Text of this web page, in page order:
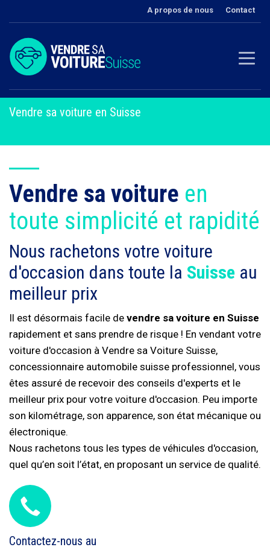
A propos de nous Contact
Vendre sa voiture en Suisse
Vendre sa voiture en
toute simplicité et rapidité
Nous rachetons votre voiture
d'occasion dans toute la Suisse au
meilleur prix
Il est désormais facile de vendre sa voiture en Suisse
rapidement et sans prendre de risque ! En vendant votre
voiture d'occasion à Vendre sa Voiture Suisse,
concessionnaire automobile suisse professionnel, vous
êtes assuré de recevoir des conseils d'experts et le
meilleur prix pour votre voiture d'occasion. Peu importe
son kilométrage, son apparence, son état mécanique ou
électronique.
Nous rachetons tous les types de véhicules d'occasion,
quel qu’en soit l’état, en proposant un service de qualité.
Contactez-nous au